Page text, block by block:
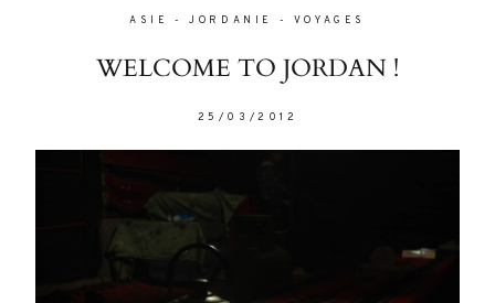
ASIE -JORDANIE - VOYAGES
WELCOME TO JORDAN !
25/03/2012
Tristique
Nullam
eget urna
mollis
ornare vel
VOYAGES
FOOD
LIFESTYLE